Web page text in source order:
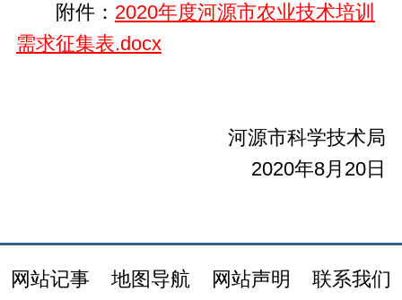
附件： 2020年度河源市农业技术培训
需求征集表.docx
河源市科学技术局
2020年8月20日
网站记事 地图导航 网站声明 联系我们